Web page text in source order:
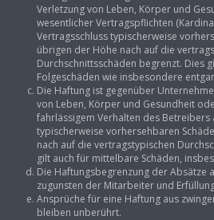
Verletzung von Leben, Körper und
wesentlicher Vertragspflichten
Vertragsschluss typischerweise
übrigen der Höhe nach auf die
Durchschnittsschäden begrenzt. Dies
Folgeschäden wie insbesondere
Die Haftung ist gegenüber
von Leben, Körper und Gesundheit
fahrlässigem Verhalten des
typischerweise vorhersehbaren
nach auf die vertragstypischen
gilt auch für mittelbare Schäden,
Die Haftungsbegrenzung der Absätze
zugunsten der Mitarbeiter und
Ansprüche für eine Haftung aus
bleiben unberührt.